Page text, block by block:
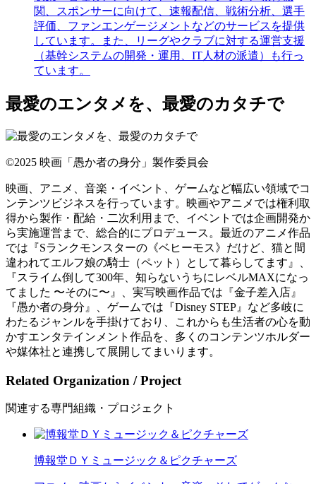
関、スポンサーに向けて、速報配信、戦術分析、選手
評価、ファンエンゲージメントなどのサービスを提供
しています。また、リーグやクラブに対する運営支援
（基幹システムの開発・運用、IT人材の派遣）も行っ
ています。
最愛のエンタメを、最愛のカタチで
©2025 映画「愚か者の身分」製作委員会
映画、アニメ、音楽・イベント、ゲームなど幅広い領域でコ
ンテンツビジネスを行っています。映画やアニメでは権利取
得から製作・配給・二次利用まで、イベントでは企画開発か
ら実施運営まで、総合的にプロデュース。最近のアニメ作品
では『Sランクモンスターの《ベヒーモス》だけど、猫と間
違われてエルフ娘の騎士（ペット）として暮らしてます』、
『スライム倒して300年、知らないうちにレベルMAXになっ
てました 〜そのに〜』、実写映画作品では『金子差入店』
『愚か者の身分』、ゲームでは『Disney STEP』など多岐に
わたるジャンルを手掛けており、これからも生活者の心を動
かすエンタテインメント作品を、多くのコンテンツホルダー
や媒体社と連携して展開してまいります。
Related Organization / Project
関連する専門組織・プロジェクト
博報堂ＤＹミュージック＆ピクチャーズ